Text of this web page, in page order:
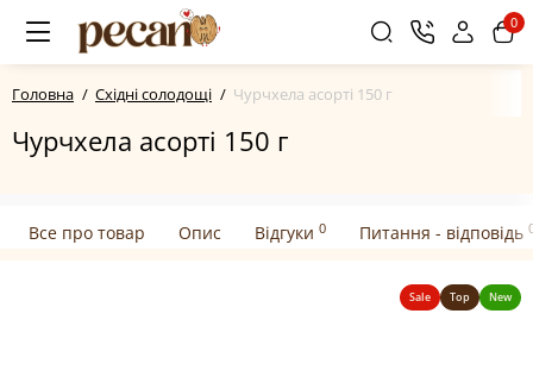
0
Головна Східні солодощі Чурчхела асорті 150 г
Чурчхела асорті 150 г
Все про товар Опис Відгуки 0 Питання - відповідь
Sale Top New